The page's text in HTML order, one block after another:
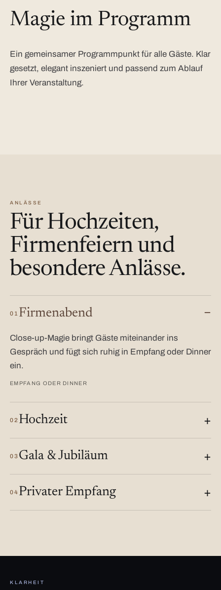
Magie im Programm
Ein gemeinsamer Programmpunkt für alle Gäste. Klar
gesetzt, elegant inszeniert und passend zum Ablauf
Ihrer Veranstaltung.
ANLÄSSE
Für Hochzeiten,
Firmenfeiern und
besondere Anlässe.
01 Firmenabend
Close-up-Magie bringt Gäste miteinander ins
Gespräch und fügt sich ruhig in Empfang oder Dinner
ein.
EMPFANG ODER DINNER
02 Hochzeit
03 Gala & Jubiläum
04 Privater Empfang
KLARHEIT